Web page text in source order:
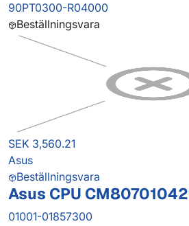
90PT0300-R04000
Beställningsvara
SEK 3,560.21
Asus
Beställningsvara
Asus CPU
01001-01857300